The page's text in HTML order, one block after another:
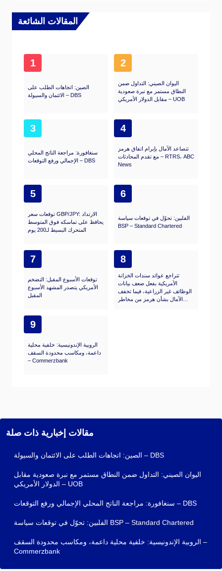
المقالات الشائعة
1
الصين: اتجاهات الطلب على
الائتمان والسيولة – DBS
2
اليوان الصيني: التداول ضمن
النطاق مستمر مع نبرة صعودية
مقابل الدولار الأمريكي – UOB
3
سنغافورة: مراجعة الناتج المحلي
الإجمالي ورفع التوقعات – DBS
4
تتصاعد الآمال بإبرام اتفاق هرمز
مع تقدم المحادثات – RTRS، ABC
News
5
توقعات سعر GBP/JPY: الارتداد
يحافظ على تماسكه فوق المتوسط
المتحرك البسيط لـ200 يوم
6
الفلبين: تحوّل في توقعات سياسة
BSP – Standard Chartered
7
توقعات الأسبوع المقبل: التضخم
الأمريكي يتصدر المشهد الأسبوع
المقبل
8
تتراجع عوائد سندات الخزانة
الأمريكية بفعل ضعف بيانات
الوظائف غير الزراعية، فيما تخفف
الآمال بشأن هرمز من مخاطر
9
الروبية الإندونيسية: خلفية محلية
داعمة، ومكاسب محدودة السقف
– Commerzbank
مقالات إخبارية ذات صلة
الصين: اتجاهات الطلب على الائتمان والسيولة – DBS
اليوان الصيني: التداول ضمن النطاق مستمر مع نبرة صعودية مقابل
الدولار الأمريكي – UOB
سنغافورة: مراجعة الناتج المحلي الإجمالي ورفع التوقعات – DBS
الفلبين: تحوّل في توقعات سياسة BSP – Standard Chartered
الروبية الإندونيسية: خلفية محلية داعمة، ومكاسب محدودة السقف –
Commerzbank